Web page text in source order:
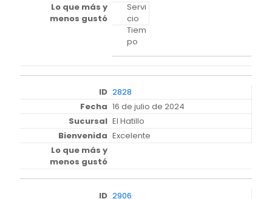
Servi
cio
Tiem
po
2828
16 de julio de 2024
El Hatillo
Excelente
2906